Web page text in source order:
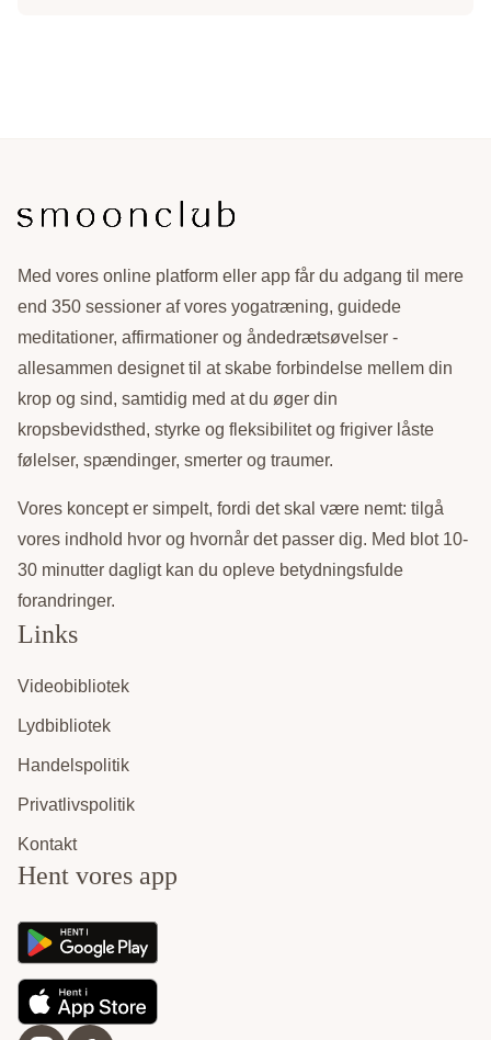
Med vores online platform eller app får du adgang til mere
end 350 sessioner af vores yogatræning, guidede
meditationer, affirmationer og åndedrætsøvelser -
allesammen designet til at skabe forbindelse mellem din
krop og sind, samtidig med at du øger din
kropsbevidsthed, styrke og fleksibilitet og frigiver låste
følelser, spændinger, smerter og traumer.
Vores koncept er simpelt, fordi det skal være nemt: tilgå
vores indhold hvor og hvornår det passer dig. Med blot 10-
30 minutter dagligt kan du opleve betydningsfulde
forandringer.
Links
Videobibliotek
Lydbibliotek
Handelspolitik
Privatlivspolitik
Kontakt
Hent vores app